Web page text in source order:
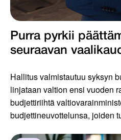
Purra pyrkii
seuraavan
Hallitus valmistautuu syksyn
linjataan valtion ensi vuoden
budjettiriihtä
budjettineuvottelunsa, joiden